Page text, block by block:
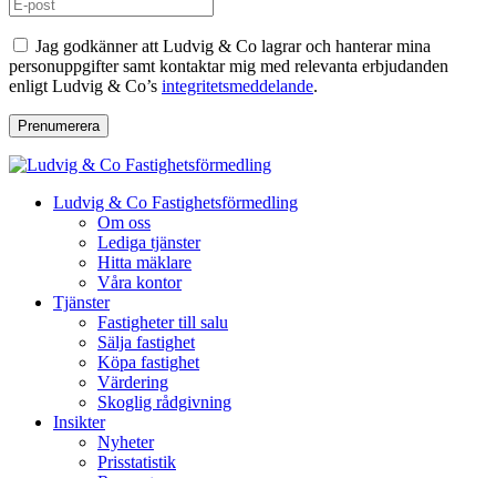
Jag godkänner att Ludvig & Co lagrar och hanterar mina
personuppgifter samt kontaktar mig med relevanta erbjudanden
enligt Ludvig & Co’s integritetsmeddelande.
Prenumerera
Ludvig & Co Fastighetsförmedling
Om oss
Lediga tjänster
Hitta mäklare
Våra kontor
Tjänster
Fastigheter till salu
Sälja fastighet
Köpa fastighet
Värdering
Skoglig rådgivning
Insikter
Nyheter
Prisstatistik